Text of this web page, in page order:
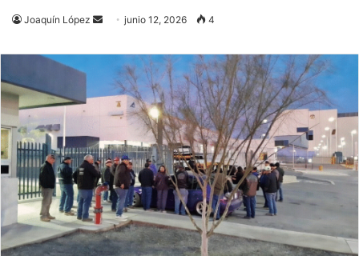
Joaquín López
Send
email
junio 12, 2026 4